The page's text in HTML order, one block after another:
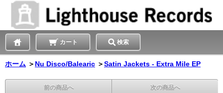
カート 検索
ホーム ＞ Nu Disco/Balearic ＞Satin Jackets - Extra Mile EP
前の商品へ 次の商品へ